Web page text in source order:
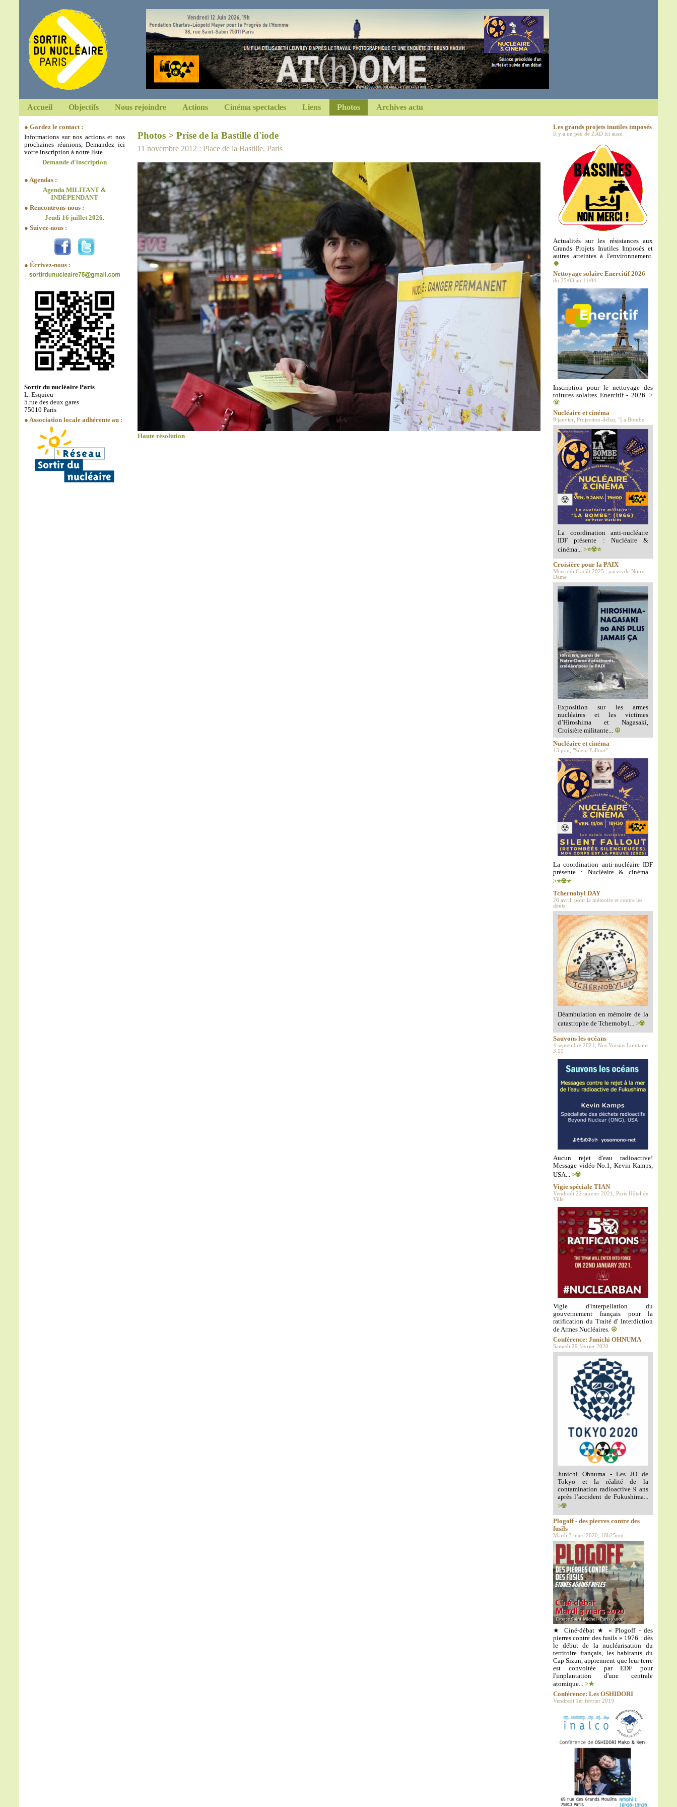
Accueil Objectifs Nous rejoindre Actions Cinéma spectacles Liens Photos Archives actu
● Gardez le contact :
Informations sur nos actions et nos
prochaines réunions, Demandez ici
votre inscription à notre liste.
Demande d'inscription
● Agendas :
Agenda MILITANT &
INDÉPENDANT
● Rencontrons-nous :
Jeudi 16 juillet 2026.
● Suivez-nous :
● Écrivez-nous :
Sortir du nucléaire Paris
L. Esquieu
5 rue des deux gares
75010 Paris
● Association locale adhérente au :
Photos > Prise de la Bastille d'iode
11 novembre 2012 : Place de la Bastille, Paris
Haute résolution
Les grands projets inutiles imposés
Il y a un peu de ZAD ici aussi
Actualités sur les résistances aux
Grands Projets Inutiles Imposés et
autres atteintes à l'environnement.
🍀
Nettoyage solaire Enercitif 2026
du 25/03 au 11/04
Inscription pour le nettoyage des
toitures solaires Enercitif - 2026.>
🌞
Nucléaire et cinéma
9 janvier, Projection-débat, "La Bombe"
La coordination anti-nucléaire
IDF présente : Nucléaire &
cinéma... >⭐️☢️⭐️
Croisière pour la PAIX
Mercredi 6 août 2025 , parvis de Notre-
Dame
Exposition sur les armes
nucléaires et les victimes
d’Hiroshima et Nagasaki,
Croisière militante... ☮️
Nucléaire et cinéma
13 juin, "Silent Fallout"
La coordination anti-nucléaire IDF
présente : Nucléaire & cinéma...
>⭐️☢️⭐️
Tchernobyl DAY
26 avril, pour la mémoire et contre les
dénis
Déambulation en mémoire de la
catastrophe de Tchernobyl... >☢️
Sauvons les océans
4 septembre 2021, Nos Voisins Lointains
3.11
Aucun rejet d'eau radioactive!
Message vidéo No.1, Kevin Kamps,
USA... >☢️
Vigie spéciale TIAN
Vendredi 22 janvier 2021, Paris Hôtel de
Ville
Vigie d'interpellation du
gouvernement français pour la
ratification du Traité d' Interdiction
de Armes Nucléaires. ☮️
Conférence: Junichi OHNUMA
Samedi 29 février 2020
Junichi Ohnuma - Les JO de
Tokyo et la réalité de la
contamination radioactive 9 ans
après l’accident de Fukushima...
>☢️
Plogoff - des pierres contre des
fusils
Mardi 3 mars 2020, 18h25mn
★ Ciné-débat ★ « Plogoff - des
pierres contre des fusils » 1976 : dès
le début de la nucléarisation du
territoire français, les habitants du
Cap Sizun, apprennent que leur terre
est convoitée par EDF pour
l'implantation d'une centrale
atomique... >★
Conférence: Les OSHIDORI
Vendredi 1er février 2019